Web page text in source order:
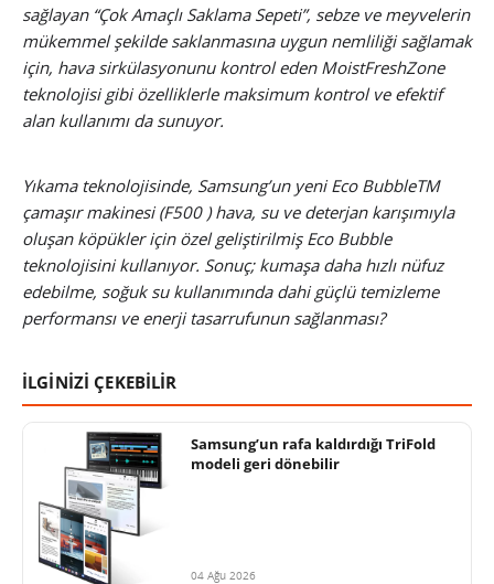
sağlayan “Çok Amaçlı Saklama Sepeti”, sebze ve meyvelerin
mükemmel şekilde saklanmasına uygun nemliliği sağlamak
için, hava sirkülasyonunu kontrol eden MoistFreshZone
teknolojisi gibi özelliklerle maksimum kontrol ve efektif
alan kullanımı da sunuyor.
Yıkama teknolojisinde, Samsung’un yeni Eco BubbleTM
çamaşır makinesi (F500 ) hava, su ve deterjan karışımıyla
oluşan köpükler için özel geliştirilmiş Eco Bubble
teknolojisini kullanıyor. Sonuç; kumaşa daha hızlı nüfuz
edebilme, soğuk su kullanımında dahi güçlü temizleme
performansı ve enerji tasarrufunun sağlanması?
İLGİNİZİ ÇEKEBİLİR
Samsung’un rafa kaldırdığı TriFold
modeli geri dönebilir
04 Ağu 2026